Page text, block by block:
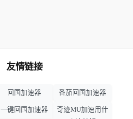
友情链接
回国加速器 番茄回国加速器
一键回国加速器
奇迹MU加速用什